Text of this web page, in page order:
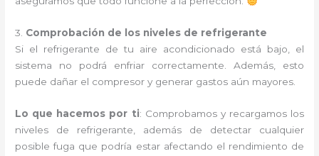
3. Comprobación de los niveles de refrigerante
Si el refrigerante de tu aire acondicionado está bajo, el
sistema no podrá enfriar correctamente. Además, esto
puede dañar el compresor y generar gastos aún mayores.
Lo que hacemos por ti: Comprobamos y recargamos los
niveles de refrigerante, además de detectar cualquier
posible fuga que podría estar afectando el rendimiento de